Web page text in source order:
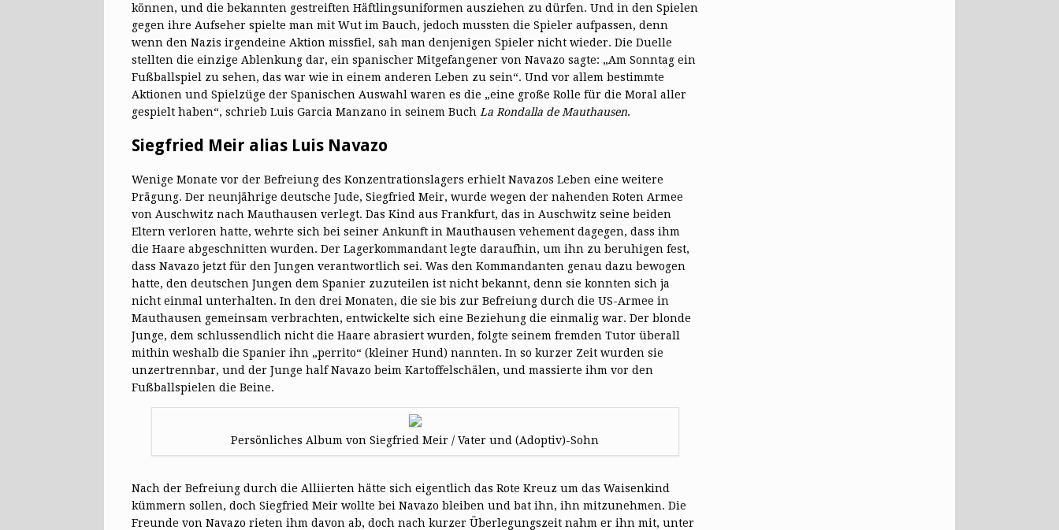
können, und die bekannten gestreiften Häftlingsuniformen ausziehen zu dürfen. Und in den Spielen
gegen ihre Aufseher spielte man mit Wut im Bauch, jedoch mussten die Spieler aufpassen, denn
wenn den Nazis irgendeine Aktion missfiel, sah man denjenigen Spieler nicht wieder. Die Duelle
stellten die einzige Ablenkung dar, ein spanischer Mitgefangener von Navazo sagte: „Am Sonntag ein
Fußballspiel zu sehen, das war wie in einem anderen Leben zu sein“. Und vor allem bestimmte
Aktionen und Spielzüge der Spanischen Auswahl waren es die „eine große Rolle für die Moral aller
gespielt haben“, schrieb Luis Garcia Manzano in seinem Buch La Rondalla de Mauthausen.
Siegfried Meir alias Luis Navazo
Wenige Monate vor der Befreiung des Konzentrationslagers erhielt Navazos Leben eine weitere
Prägung. Der neunjährige deutsche Jude, Siegfried Meir, wurde wegen der nahenden Roten Armee
von Auschwitz nach Mauthausen verlegt. Das Kind aus Frankfurt, das in Auschwitz seine beiden
Eltern verloren hatte, wehrte sich bei seiner Ankunft in Mauthausen vehement dagegen, dass ihm
die Haare abgeschnitten wurden. Der Lagerkommandant legte daraufhin, um ihn zu beruhigen fest,
dass Navazo jetzt für den Jungen verantwortlich sei. Was den Kommandanten genau dazu bewogen
hatte, den deutschen Jungen dem Spanier zuzuteilen ist nicht bekannt, denn sie konnten sich ja
nicht einmal unterhalten. In den drei Monaten, die sie bis zur Befreiung durch die US-Armee in
Mauthausen gemeinsam verbrachten, entwickelte sich eine Beziehung die einmalig war. Der blonde
Junge, dem schlussendlich nicht die Haare abrasiert wurden, folgte seinem fremden Tutor überall
mithin weshalb die Spanier ihn „perrito“ (kleiner Hund) nannten. In so kurzer Zeit wurden sie
unzertrennbar, und der Junge half Navazo beim Kartoffelschälen, und massierte ihm vor den
Fußballspielen die Beine.
Persönliches Album von Siegfried Meir / Vater und (Adoptiv)-Sohn
Nach der Befreiung durch die Alliierten hätte sich eigentlich das Rote Kreuz um das Waisenkind
kümmern sollen, doch Siegfried Meir wollte bei Navazo bleiben und bat ihn, ihn mitzunehmen. Die
Freunde von Navazo rieten ihm davon ab, doch nach kurzer Überlegungszeit nahm er ihn mit, unter